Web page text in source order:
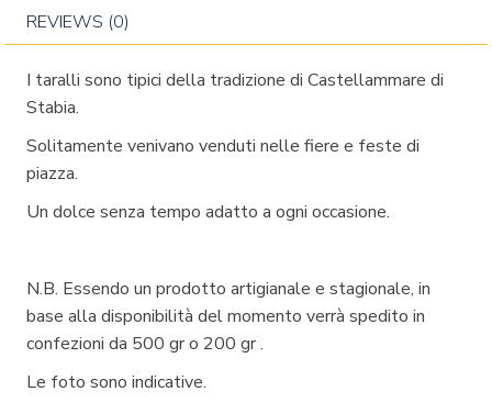
REVIEWS (0)
I taralli sono tipici della tradizione di Castellammare di
Stabia.
Solitamente venivano venduti nelle fiere e feste di
piazza.
Un dolce senza tempo adatto a ogni occasione.
N.B. Essendo un prodotto artigianale e stagionale, in
base alla disponibilità del momento verrà spedito in
confezioni da 500 gr o 200 gr .
Le foto sono indicative.